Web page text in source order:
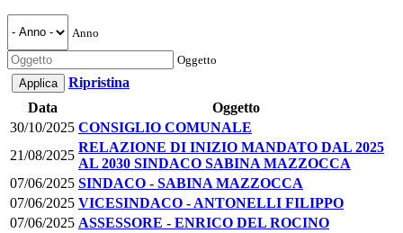
Anno
Oggetto
Ripristina
Data
Oggetto
30/10/2025 CONSIGLIO COMUNALE
21/08/2025
RELAZIONE DI INIZIO MANDATO DAL 2025
AL 2030 SINDACO SABINA MAZZOCCA
07/06/2025 SINDACO - SABINA MAZZOCCA
07/06/2025 VICESINDACO - ANTONELLI FILIPPO
07/06/2025 ASSESSORE - ENRICO DEL ROCINO